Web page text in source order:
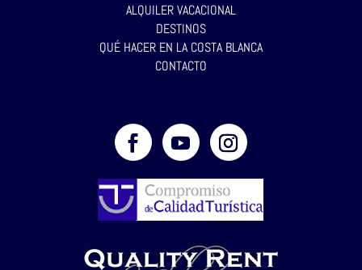
ALQUILER VACACIONAL
DESTINOS
QUÉ HACER EN LA COSTA BLANCA
CONTACTO